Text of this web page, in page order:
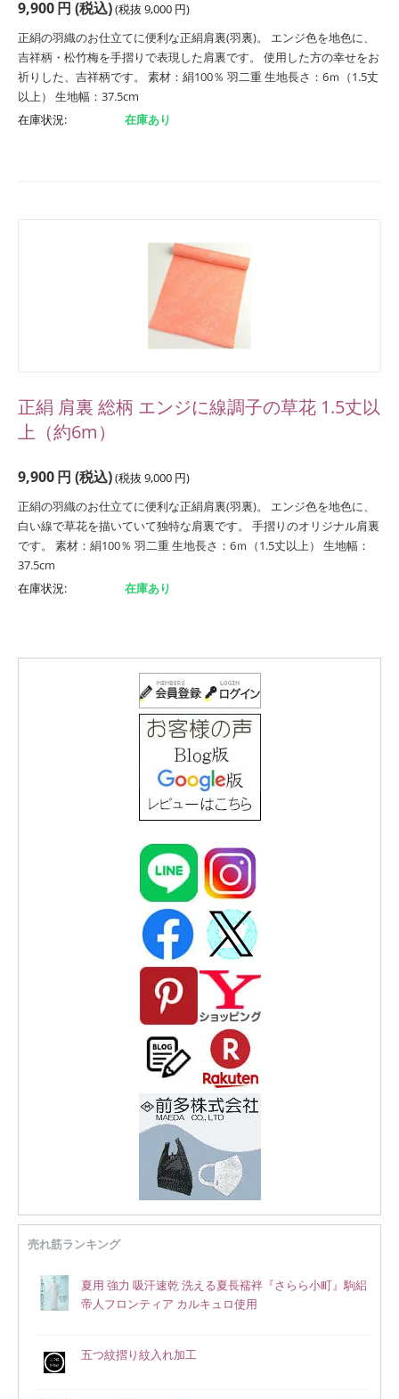
9,900円 (税込)(税抜 9,000 円)
正絹の羽織のお仕立てに便利な正絹肩裏(羽裏)。 エンジ色を地色に、
吉祥柄・松竹梅を手摺りで表現した肩裏です。 使用した方の幸せをお
祈りした、吉祥柄です。 素材：絹100％ 羽二重 生地長さ：6ｍ（1.5丈
以上） 生地幅：37.5cm
在庫状況:
在庫あり
正絹 肩裏 総柄 エンジに線調子の草花 1.5丈以
上（約6m）
9,900円 (税込)(税抜 9,000 円)
正絹の羽織のお仕立てに便利な正絹肩裏(羽裏)。 エンジ色を地色に、
白い線で草花を描いていて独特な肩裏です。 手摺りのオリジナル肩裏
です。 素材：絹100％ 羽二重 生地長さ：6ｍ（1.5丈以上） 生地幅：
37.5cm
在庫状況:
在庫あり
売れ筋ランキング
夏用 強力 吸汗速乾 洗える夏長襦袢『さらら小町』駒絽
帝人フロンティア カルキュロ使用
五つ紋摺り紋入れ加工